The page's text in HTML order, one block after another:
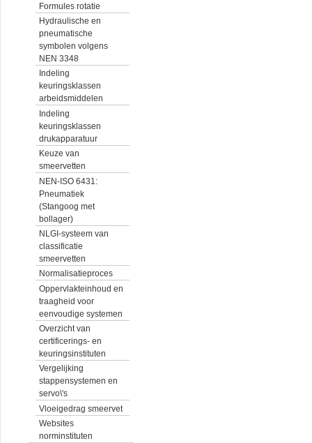
Formules rotatie
Hydraulische en
pneumatische
symbolen volgens
NEN 3348
Indeling
keuringsklassen
arbeidsmiddelen
Indeling
keuringsklassen
drukapparatuur
Keuze van
smeervetten
NEN-ISO 6431:
Pneumatiek
(Stangoog met
bollager)
NLGI-systeem van
classificatie
smeervetten
Normalisatieproces
Oppervlakteinhoud en
traagheid voor
eenvoudige systemen
Overzicht van
certificerings- en
keuringsinstituten
Vergelijking
stappensystemen en
servo\'s
Vloeigedrag smeervet
Websites
norminstituten